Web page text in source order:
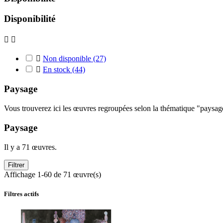
Disponibilité
 
 Non disponible (27)
 En stock (44)
Paysage
Vous trouverez ici les œuvres regroupées selon la thématique
Paysage
Il y a 71 œuvres.
Filtrer
Affichage 1-60 de 71 œuvre(s)
Filtres actifs